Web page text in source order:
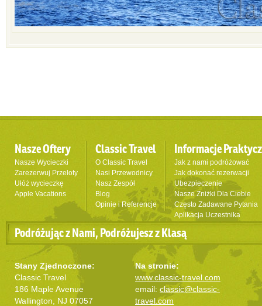
Nasze Oftery
Nasze Wycieczki
Zarezerwuj Przeloty
Ułóż wycieczkę
Apple Vacations
Classic Travel
O Classic Travel
Nasi Przewodnicy
Nasz Zespół
Blog
Opinie i Referencje
Informacje
Jak z nami podróżować
Jak dokonać rezerwacji
Ubezpieczenie
Nasze Zniżki Dla Ciebie
Często Zadawane Pytania
Aplikacja Uczestnika
Podróżując z Nami, Podróżujesz z Klasą
Stany Zjednoczone:
Classic Travel
186 Maple Avenue
Wallington, NJ 07057
Na stronie:
www.classic-travel.com
email: classic@classic-
travel.com